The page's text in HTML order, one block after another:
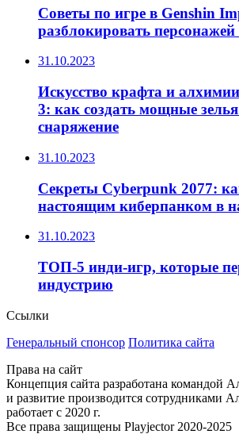
Советы по игре в Genshin
разблокировать
31.10.2023
Искусство крафта и
3: как создать мощные
снаряжение
31.10.2023
Секреты Cyberpunk 2077:
настоящим киберпанком в
31.10.2023
ТОП-5 инди-игр, которые
индустрию
Ссылки
Генеральный спонсор Политика сайта
Права на сайт
Концепция сайта разработана командой
и развитие производится сотрудниками
работает с 2020 г.
Все права защищены Playjector 2020-2025